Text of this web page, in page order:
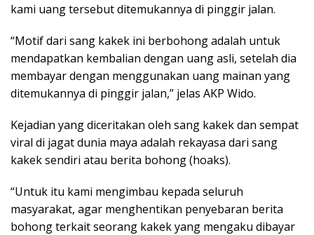
kami uang tersebut ditemukannya di pinggir jalan.
“Motif dari sang kakek ini berbohong adalah untuk
mendapatkan kembalian dengan uang asli, setelah dia
membayar dengan menggunakan uang mainan yang
ditemukannya di pinggir jalan,” jelas AKP Wido.
Kejadian yang diceritakan oleh sang kakek dan sempat
viral di jagat dunia maya adalah rekayasa dari sang
kakek sendiri atau berita bohong (hoaks).
“Untuk itu kami mengimbau kepada seluruh
masyarakat, agar menghentikan penyebaran berita
bohong terkait seorang kakek yang mengaku dibayar